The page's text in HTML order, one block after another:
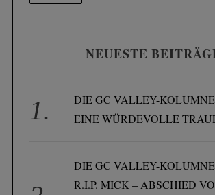
NEUESTE
DIE GC VALLEY-
EINE WÜRDEVOLLE
DIE GC VALLEY-KOLUMNE
R.I.P. MICK – ABSCHIED